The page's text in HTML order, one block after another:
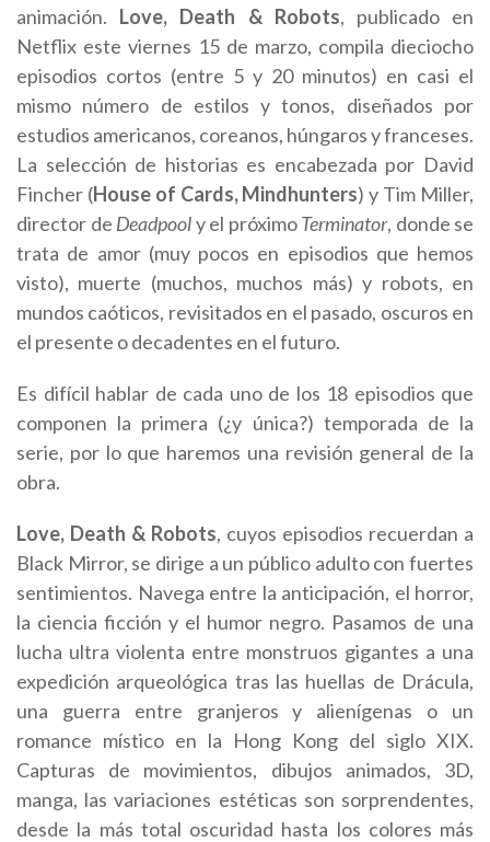
animación. Love, Death & Robots, publicado en
Netflix este viernes 15 de marzo, compila dieciocho
episodios cortos (entre 5 y 20 minutos) en casi el
mismo número de estilos y tonos, diseñados por
estudios americanos, coreanos, húngaros y franceses.
La selección de historias es encabezada por David
Fincher (House of Cards, Mindhunters) y Tim Miller,
director de Deadpooly el próximoTerminator, donde se
trata de amor (muy pocos en episodios que hemos
visto), muerte (muchos, muchos más) y robots, en
mundos caóticos, revisitados en el pasado, oscuros en
el presente o decadentes en el futuro.
Es difícil hablar de cada uno de los 18 episodios que
componen la primera (¿y única?) temporada de la
serie, por lo que haremos una revisión general de la
obra.
Love, Death & Robots, cuyos episodios recuerdan a
Black Mirror, se dirige a un público adulto con fuertes
sentimientos. Navega entre la anticipación, el horror,
la ciencia ficción y el humor negro. Pasamos de una
lucha ultra violenta entre monstruos gigantes a una
expedición arqueológica tras las huellas de Drácula,
una guerra entre granjeros y alienígenas o un
romance místico en la Hong Kong del siglo XIX.
Capturas de movimientos, dibujos animados, 3D,
manga, las variaciones estéticas son sorprendentes,
desde la más total oscuridad hasta los colores más